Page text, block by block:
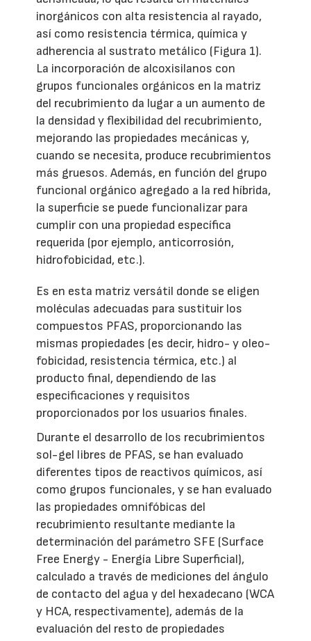
inorgánicos con alta resistencia al rayado,
así como resistencia térmica, química y
adherencia al sustrato metálico (Figura 1).
La incorporación de alcoxisilanos con
grupos funcionales orgánicos en la matriz
del recubrimiento da lugar a un aumento de
la densidad y flexibilidad del recubrimiento,
mejorando las propiedades mecánicas y,
cuando se necesita, produce recubrimientos
más gruesos. Además, en función del grupo
funcional orgánico agregado a la red híbrida,
la superficie se puede funcionalizar para
cumplir con una propiedad específica
requerida (por ejemplo, anticorrosión,
hidrofobicidad, etc.).
Es en esta matriz versátil donde se eligen
moléculas adecuadas para sustituir los
compuestos PFAS, proporcionando las
mismas propiedades (es decir, hidro- y oleo-
fobicidad, resistencia térmica, etc.) al
producto final, dependiendo de las
especificaciones y requisitos
proporcionados por los usuarios finales.
Durante el desarrollo de los recubrimientos
sol-gel libres de PFAS, se han evaluado
diferentes tipos de reactivos químicos, así
como grupos funcionales, y se han evaluado
las propiedades omnifóbicas del
recubrimiento resultante mediante la
determinación del parámetro SFE (Surface
Free Energy - Energía Libre Superficial),
calculado a través de mediciones del ángulo
de contacto del agua y del hexadecano (WCA
y HCA, respectivamente), además de la
evaluación del resto de propiedades